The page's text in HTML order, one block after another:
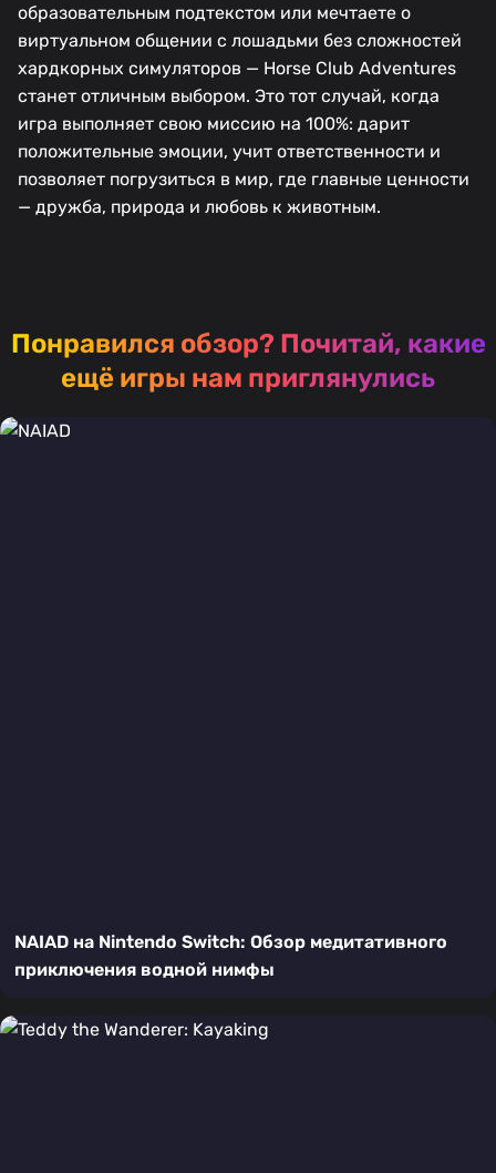
образовательным подтекстом или мечтаете о
виртуальном общении с лошадьми без сложностей
хардкорных симуляторов — Horse Club Adventures
станет отличным выбором. Это тот случай, когда
игра выполняет свою миссию на 100%: дарит
положительные эмоции, учит ответственности и
позволяет погрузиться в мир, где главные ценности
— дружба, природа и любовь к животным.
Понравился обзор? Почитай, какие
ещё игры нам приглянулись
NAIAD на Nintendo Switch: Обзор медитативного
приключения водной нимфы